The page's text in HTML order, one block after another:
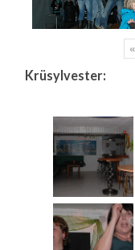
«
Krüsylvester: